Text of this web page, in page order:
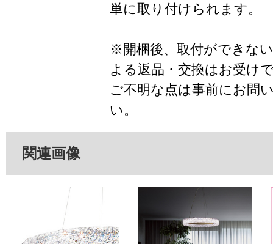
単に取り付けられます。
※開梱後、取付ができな
よる返品・交換はお受け
ご不明な点は事前にお問
い。
関連画像